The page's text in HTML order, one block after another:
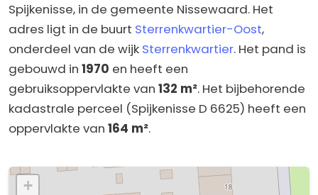
Spijkenisse, in de gemeente Nissewaard. Het
adres ligt in de buurt Sterrenkwartier-Oost,
onderdeel van de wijk Sterrenkwartier. Het pand is
gebouwd in 1970 en heeft een
gebruiksoppervlakte van 132 m². Het bijbehorende
kadastrale perceel (Spijkenisse D 6625) heeft een
oppervlakte van 164 m².
+